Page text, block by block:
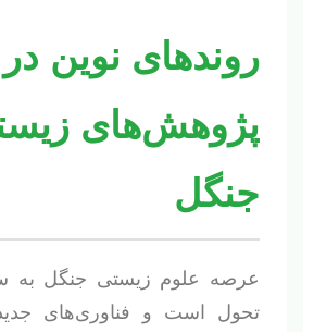
روندهای نوین در
پژوهش‌های
جنگل
عرصه علوم زیستی جنگل به
تحول است و فناوری‌های